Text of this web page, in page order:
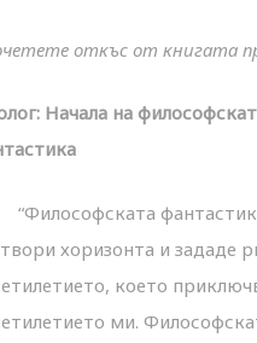
откъс от книгата
: Начала на
“Философската
хоризонта и зададе
което
ми.